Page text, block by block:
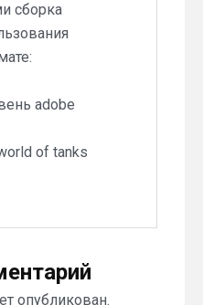
сборка
adobe
of tanks
опубликован.